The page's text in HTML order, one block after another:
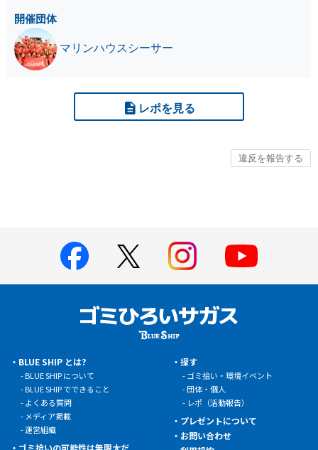
開催団体
マリンハウスシーサー
レポを見る
BLUE SHIP とは?
BLUE SHIP について
BLUE SHIP でできること
よくある質問
メディア掲載
運営組織
ゴミ拾いの可能性は無限大だ
探す
ゴミ拾い・環境イベント
団体・個人
レポ（活動報告）
プレゼントについて
お問い合わせ